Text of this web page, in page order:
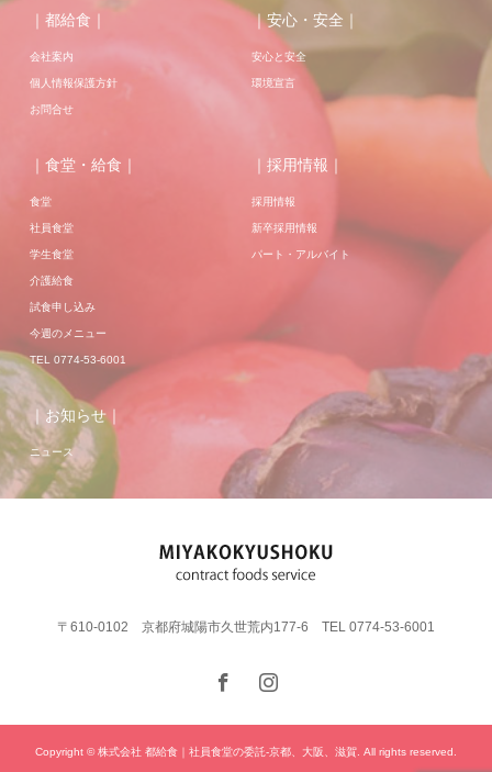
｜都給食｜
会社案内
個人情報保護方針
お問合せ
｜安心・安全｜
安心と安全
環境宣言
｜食堂・給食｜
食堂
社員食堂
学生食堂
介護給食
試食申し込み
今週のメニュー
TEL 0774-53-6001
｜採用情報｜
採用情報
新卒採用情報
パート・アルバイト
｜お知らせ｜
ニュース
〒610-0102 京都府城陽市久世荒内177-6 TEL 0774-53-6001
Copyright © 株式会社 都給食｜社員食堂の委託-京都、大阪、滋賀. All rights reserved.